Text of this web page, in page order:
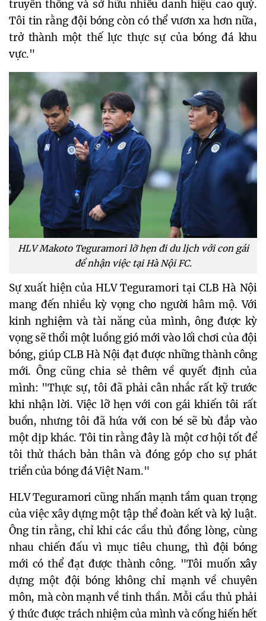
truyền thống và sở hữu nhiều danh hiệu cao quý.
Tôi tin rằng đội bóng còn có thể vươn xa hơn nữa,
trở thành một thế lực thực sự của bóng đá khu
vực."
HLV Makoto Teguramori lỡ hẹn đi du lịch với con gái
để nhận việc tại Hà Nội FC.
Sự xuất hiện của HLV Teguramori tại CLB Hà Nội
mang đến nhiều kỳ vọng cho người hâm mộ. Với
kinh nghiệm và tài năng của mình, ông được kỳ
vọng sẽ thổi một luồng gió mới vào lối chơi của đội
bóng, giúp CLB Hà Nội đạt được những thành công
mới. Ông cũng chia sẻ thêm về quyết định của
mình: "Thực sự, tôi đã phải cân nhắc rất kỹ trước
khi nhận lời. Việc lỡ hẹn với con gái khiến tôi rất
buồn, nhưng tôi đã hứa với con bé sẽ bù đắp vào
một dịp khác. Tôi tin rằng đây là một cơ hội tốt để
tôi thử thách bản thân và đóng góp cho sự phát
triển của bóng đá Việt Nam."
HLV Teguramori cũng nhấn mạnh tầm quan trọng
của việc xây dựng một tập thể đoàn kết và kỷ luật.
Ông tin rằng, chỉ khi các cầu thủ đồng lòng, cùng
nhau chiến đấu vì mục tiêu chung, thì đội bóng
mới có thể đạt được thành công. "Tôi muốn xây
dựng một đội bóng không chỉ mạnh về chuyên
môn, mà còn mạnh về tinh thần. Mỗi cầu thủ phải
ý thức được trách nhiệm của mình và cống hiến hết